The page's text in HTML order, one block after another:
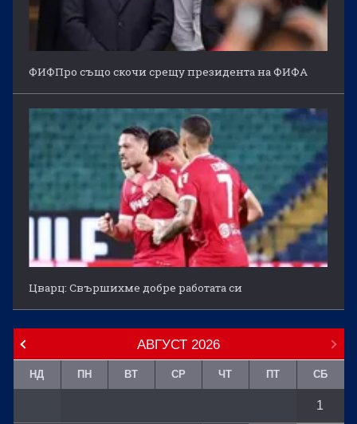
ФИФПро също скочи срещу президента на ФИФА
Цварц: Свършихме добре работата си
АВГУСТ 2026
НД ПН ВТ СР ЧТ ПТ СБ
1